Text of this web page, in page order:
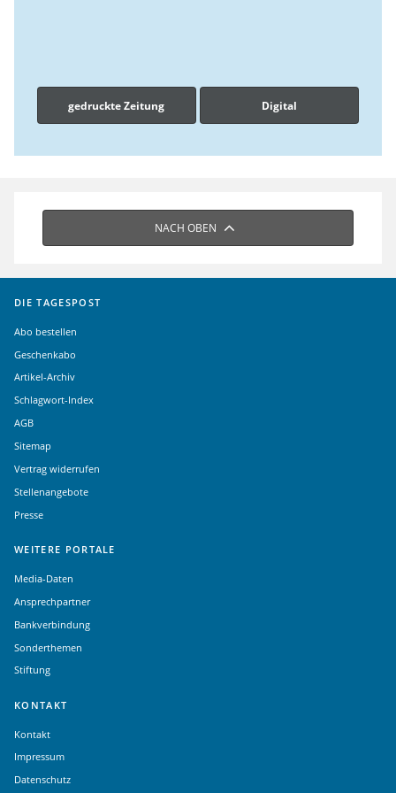
gedruckte Zeitung Digital
NACH OBEN
DIE TAGESPOST
Abo bestellen
Geschenkabo
Artikel-Archiv
Schlagwort-Index
AGB
Sitemap
Vertrag widerrufen
Stellenangebote
Presse
WEITERE PORTALE
Media-Daten
Ansprechpartner
Bankverbindung
Sonderthemen
Stiftung
KONTAKT
Kontakt
Impressum
Datenschutz